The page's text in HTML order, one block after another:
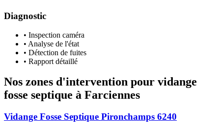
Diagnostic
• Inspection caméra
• Analyse de l'état
• Détection de fuites
• Rapport détaillé
Nos zones d'intervention pour vidange
fosse septique à Farciennes
Vidange Fosse Septique Pironchamps 6240